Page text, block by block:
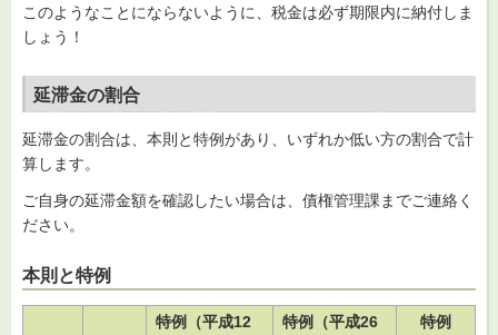
このようなことにならないように、税金は必ず期限内に納付しま
しょう！
延滞金の割合
延滞金の割合は、本則と特例があり、いずれか低い方の割合で計
算します。
ご自身の延滞金額を確認したい場合は、債権管理課までご連絡く
ださい。
本則と特例
特例（平成12
特例（平成26
特例